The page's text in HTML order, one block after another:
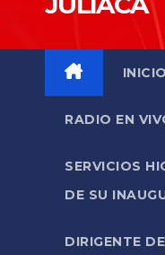
INICIO
RADIO EN
SERVICIOS
DE SU
DIRIGENTE